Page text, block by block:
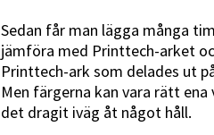
Sedan får man lägga många
jämföra med Printtech-arket
Printtech-ark som delades ut
Men färgerna kan vara rätt
det dragit iväg åt något håll.